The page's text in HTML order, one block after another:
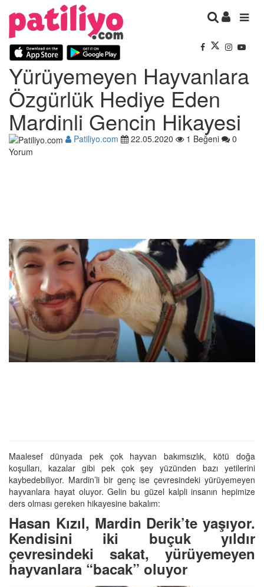
Yürüyemeyen Hayvanlara
Özgürlük Hediye Eden
Mardinli Gencin Hikayesi
Patiliyo.com 22.05.2020 1 Beğeni
0
Yorum
Maalesef dünyada pek çok hayvan bakımsızlık, kötü doğa
koşulları, kazalar gibi pek çok şey yüzünden bazı yetilerini
kaybedebiliyor. Mardin’li bir genç ise çevresindeki yürüyemeyen
hayvanlara hayat oluyor. Gelin bu güzel kalpli insanın hepimize
ders olması gereken hikayesine bakalım:
Hasan Kızıl, Mardin Derik’te yaşıyor.
Kendisini iki buçuk yıldır
çevresindeki sakat, yürüyemeyen
hayvanlara “bacak” oluyor